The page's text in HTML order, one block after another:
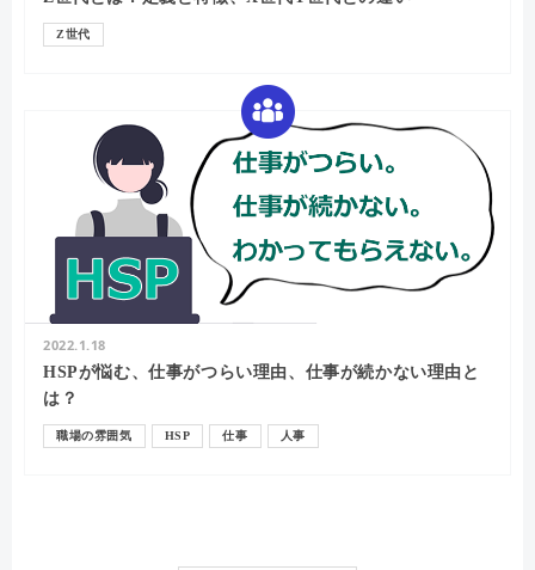
Z世代
2022.1.18
HSPが悩む、仕事がつらい理由、仕事が続かない理由と
は？
職場の雰囲気 HSP 仕事 人事